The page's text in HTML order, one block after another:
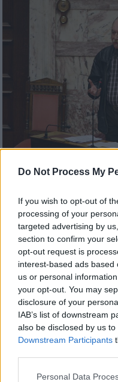
Do Not Process My
If you wish to opt-out of
processing of your
targeted advertising by
section to confirm your
opt-out request is
interest-based ads
us or personal
your opt-out. You may
disclosure of your
IAB’s list of downstream
also be disclosed by us
Downstream Participants
Please note that this
Personal Data
Πέθανε ο
Κοροβέσης
Ιουλίου 1941 στο
Σπούδασε Θέατρο
σημειολογία με
παρακολούθησε
Νακέ, Μαρσέλ
Καστοριάδη και
μικρή ηλικία
δημοκρατικό